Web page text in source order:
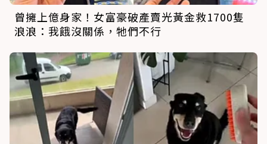
曾擁上億身家！女富豪破產賣光黃金救1700隻
浪浪：我餓沒關係，牠們不行